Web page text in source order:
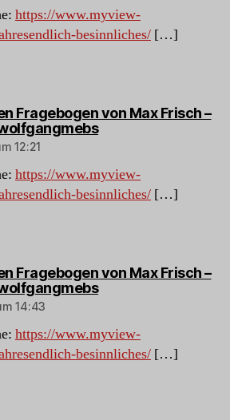
https://www.myview-
besinnliches/ […]
Fragebogen von Max Frisch –
sagt:
12:21
https://www.myview-
besinnliches/ […]
Fragebogen von Max Frisch –
sagt:
14:43
https://www.myview-
besinnliches/ […]